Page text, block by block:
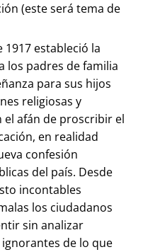
(este será tema de
estableció la
los padres de familia
para sus hijos
religiosas y
el afán de proscribir el
en realidad
confesión
del país. Desde
incontables
los ciudadanos
sin analizar
de lo que